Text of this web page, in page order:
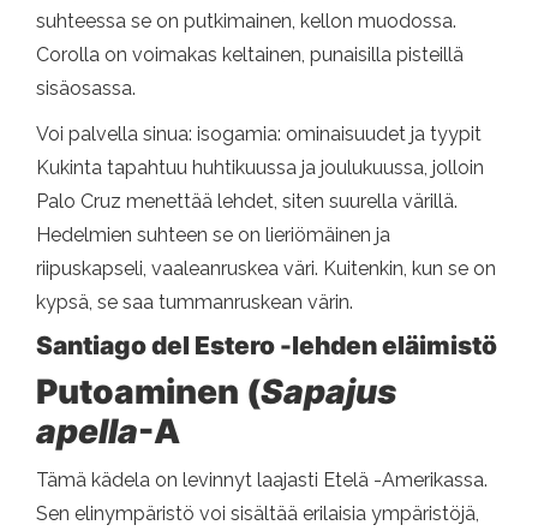
suhteessa se on putkimainen, kellon muodossa.
Corolla on voimakas keltainen, punaisilla pisteillä
sisäosassa.
Voi palvella sinua: isogamia: ominaisuudet ja tyypit
Kukinta tapahtuu huhtikuussa ja joulukuussa, jolloin
Palo Cruz menettää lehdet, siten suurella värillä.
Hedelmien suhteen se on lieriömäinen ja
riipuskapseli, vaaleanruskea väri. Kuitenkin, kun se on
kypsä, se saa tummanruskean värin.
Santiago del Estero -lehden eläimistö
Putoaminen (Sapajus
apella-A
Tämä kädela on levinnyt laajasti Etelä -Amerikassa.
Sen elinympäristö voi sisältää erilaisia ​​ympäristöjä,